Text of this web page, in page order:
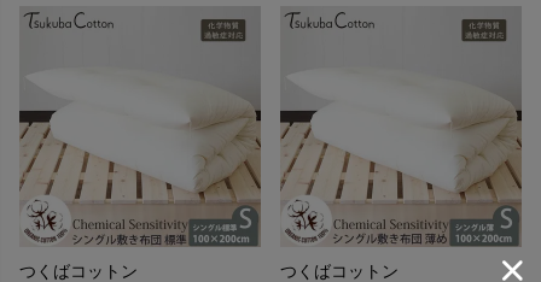
つくばコットン つくばコットン